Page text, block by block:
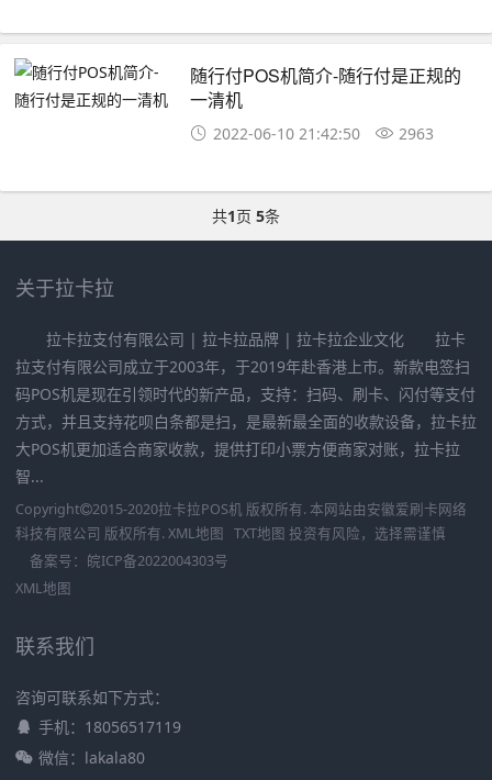
随行付POS机简介-随行付是正规的
一清机
2022-06-10 21:42:50 2963
共1页 5条
关于拉卡拉
拉卡拉支付有限公司 | 拉卡拉品牌 | 拉卡拉企业文化 拉卡
拉支付有限公司成立于2003年，于2019年赴香港上市。新款电签扫
码POS机是现在引领时代的新产品，支持：扫码、刷卡、闪付等支付
方式，并且支持花呗白条都是扫，是最新最全面的收款设备，拉卡拉
大POS机更加适合商家收款，提供打印小票方便商家对账，拉卡拉
智...
Copyright 2015-2020拉卡拉POS机 版权所有. 本网站由安徽爱刷卡网络
科技有限公司 版权所有. XML地图 TXT地图 投资有风险，选择需谨慎
备案号： 皖ICP备2022004303号
XML地图
联系我们
咨询可联系如下方式：
手机：18056517119
微信：lakala80